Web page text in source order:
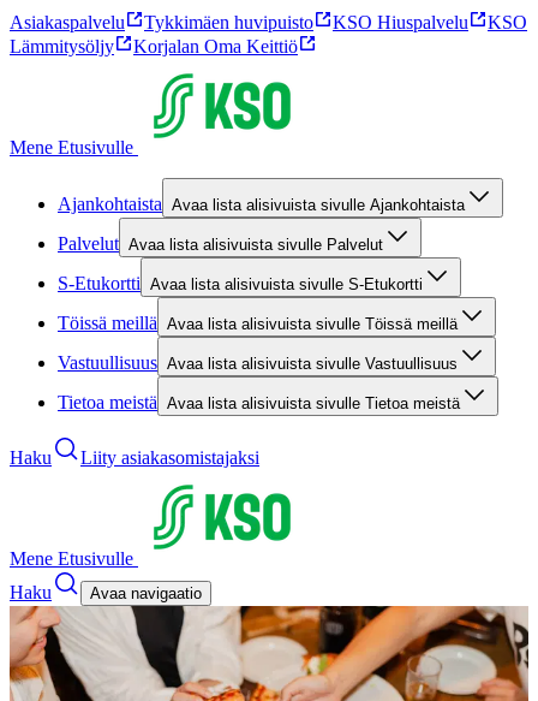
Asiakaspalvelu Tykkimäen huvipuisto KSO Hiuspalvelu
KSO
Lämmitysöljy
Korjalan Oma Keittiö
Mene Etusivulle
Ajankohtaista Avaa lista alisivuista sivulle Ajankohtaista
Palvelut Avaa lista alisivuista sivulle Palvelut
S-Etukortti Avaa lista alisivuista sivulle S-Etukortti
Töissä meillä Avaa lista alisivuista sivulle Töissä meillä
Vastuullisuus Avaa lista alisivuista sivulle Vastuullisuus
Tietoa meistä Avaa lista alisivuista sivulle Tietoa meistä
Haku Liity asiakasomistajaksi
Mene Etusivulle
Haku
Avaa navigaatio